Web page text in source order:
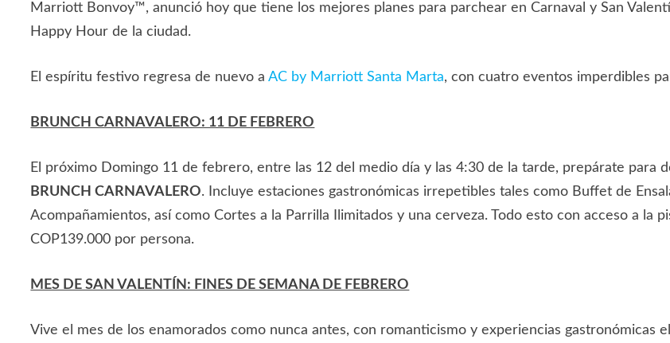
Marriott Bonvoy™, anunció hoy que tiene los mejores planes para parchear en Carnaval y San
Happy Hour de la ciudad.
El espíritu festivo regresa de nuevo aAC by Marriott Santa Marta, con cuatro eventos imperdibles
BRUNCH CARNAVALERO: 11 DE FEBRERO
El próximo Domingo 11 de febrero, entre las 12 del medio día y las 4:30 de la tarde, prepárate para
BRUNCH CARNAVALERO. Incluye estaciones gastronómicas irrepetibles tales como Buffet de
Acompañamientos, así como Cortes a la Parrilla Ilimitados y una cerveza. Todo esto con acceso a la
COP139.000 por persona.
MES DE SAN VALENTÍN: FINES DE SEMANA DE FEBRERO
Vive el mes de los enamorados como nunca antes, con romanticismo y experiencias gastronómicas